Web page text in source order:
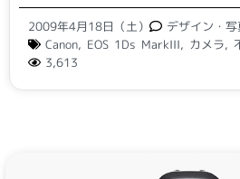
2009年4月18日（土）
デザイン・
Canon, EOS 1Ds MarkIII, カメラ,
3,613